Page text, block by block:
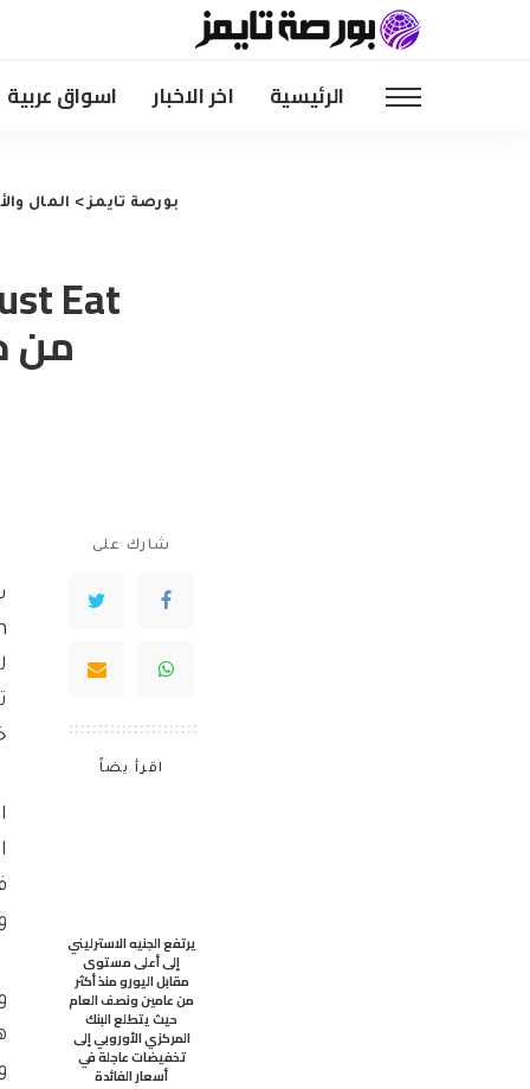
الرئيسية اخر الاخبار اسواق عربية
بورصة تايمز> المال
من
شارك على
اقرأ يضاً
يرتفع الجنيه الاسترليني
إلى أعلى مستوى
مقابل اليورو منذ أكثر
من عامين ونصف العام
حيث يتطلع البنك
المركزي الأوروبي إلى
تخفيضات عاجلة في
أسعار الفائدة